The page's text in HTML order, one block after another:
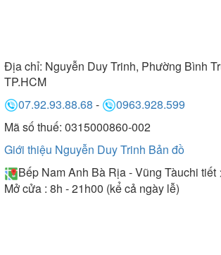
Địa chỉ: Nguyễn Duy Trinh, Phường Bình
TP.HCM
07.92.93.88.68 -
0963.928.599
Mã số thuế: 0315000860-002
Giới thiệu Nguyễn Duy Trinh Bản đồ
Bếp Nam Anh Bà Rịa - Vũng Tàuchi tiết
Mở cửa : 8h - 21h00 (kể cả ngày lễ)